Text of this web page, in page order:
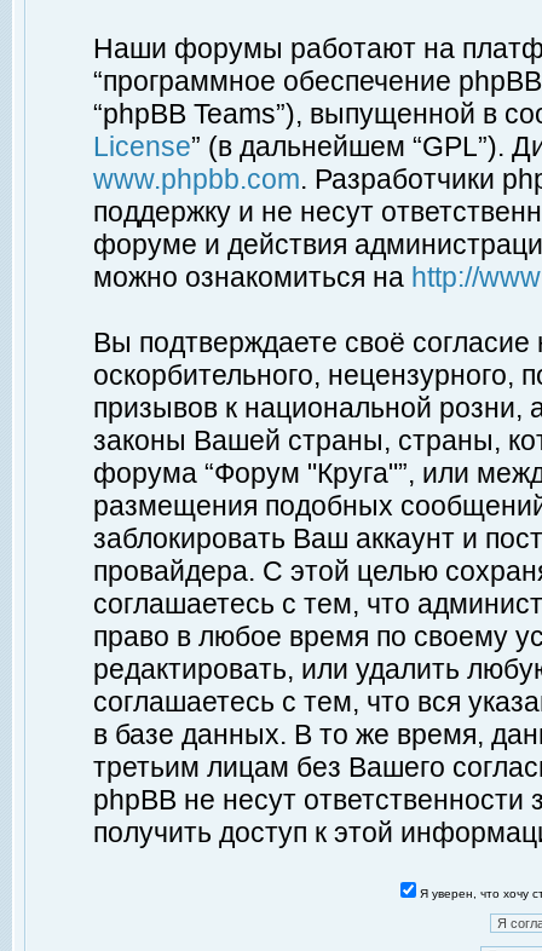
Наши форумы работают на
“программное обеспечение
“phpBB Teams”), выпущенной в
License” (в дальнейшем “GPL”).
www.phpbb.com. Разработчики
поддержку и не несут
форуме и действия
можно ознакомиться на http://
Вы подтверждаете своё
оскорбительного, нецензурного,
призывов к национальной
законы Вашей страны, страны,
форума “Форум "Круга"”, или
размещения подобных
заблокировать Ваш аккаунт и
провайдера. С этой целью
соглашаетесь с тем, что
право в любое время по своему
редактировать, или удалить
соглашаетесь с тем, что вся
в базе данных. В то же время,
третьим лицам без Вашего
phpBB не несут ответственности
получить доступ к этой
Я уверен, что хочу